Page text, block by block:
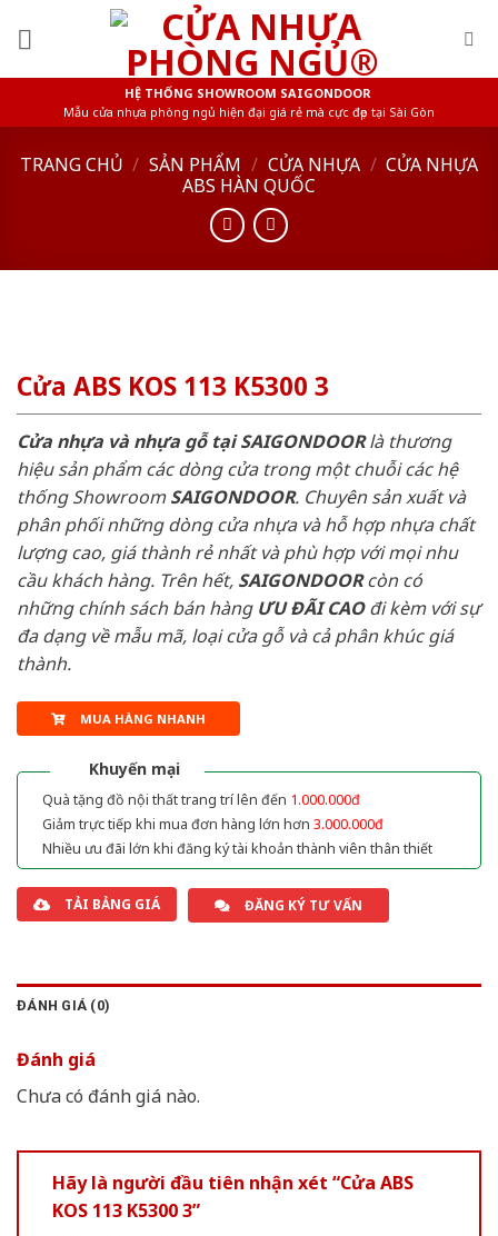
HỆ THỐNG SHOWROOM SAIGONDOOR
Mẫu cửa nhựa phòng ngủ hiện đại giá rẻ mà cực đẹp tại Sài Gòn
TRANG CHỦ / SẢN PHẨM / CỬA NHỰA / CỬA NHỰA
ABS HÀN QUỐC
Cửa ABS KOS 113 K5300 3
Cửa nhựa và nhựa gỗ tại SAIGONDOORlà thương
hiệu sản phẩm các dòng cửa trong một chuỗi các hệ
thống ShowroomSAIGONDOOR. Chuyên sản xuất và
phân phối những dòng cửa nhựa và hỗ hợp nhựa chất
lượng cao, giá thành rẻ nhất và phù hợp với mọi nhu
cầu khách hàng. Trên hết, SAIGONDOORcòn có
những chính sách bán hàng ƯU ĐÃI CAOđi kèm với sự
đa dạng về mẫu mã, loại cửa gỗ và cả phân khúc giá
thành.
MUA HÀNG NHANH
Khuyến mại
Quà tặng đồ nội thất trang trí lên đến 1.000.000đ
Giảm trực tiếp khi mua đơn hàng lớn hơn 3.000.000đ
Nhiều ưu đãi lớn khi đăng ký tài khoản thành viên thân thiết
TẢI BẢNG GIÁ ĐĂNG KÝ TƯ VẤN
ĐÁNH GIÁ (0)
Đánh giá
Chưa có đánh giá nào.
Hãy là người đầu tiên nhận xét “Cửa ABS
KOS 113 K5300 3”